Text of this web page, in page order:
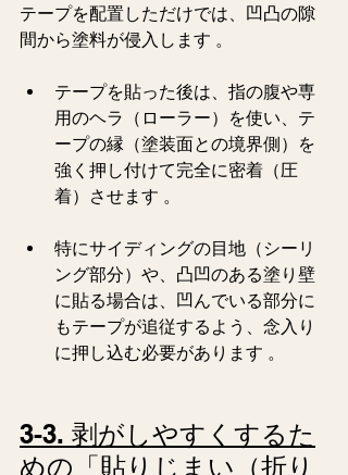
テープを配置しただけでは、凹凸の隙
間から塗料が侵入します 。
テープを貼った後は、指の腹や専
用のヘラ（ローラー）を使い、テ
ープの縁（塗装面との境界側）を
強く押し付けて完全に密着（圧
着）させます 。
特にサイディングの目地（シーリ
ング部分）や、凸凹のある塗り壁
に貼る場合は、凹んでいる部分に
もテープが追従するよう、念入り
に押し込む必要があります 。
3-3. 剥がしやすくするた
めの「貼りじまい（折り